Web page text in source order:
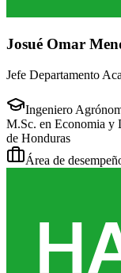
Josué Omar
Jefe Departamento
Ingeniero
M.Sc. en Economia y
de Honduras
Área de